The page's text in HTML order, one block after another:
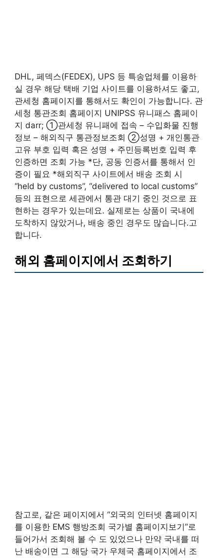
DHL, 페덱스(FEDEX), UPS 등 특송업체를 이용하
실 경우 해당 택배 기업 사이트를 이용하셔도 좋고,
관세청 홈페이지를 통해서도 확인이 가능합니다. 관
세청 통관조회 홈페이지 UNIPSS 유니패스 홈페이
지 darr; ①관세청 유니패에 접속 – 수입화물 진행
정보 – 해외직구 통관정보조회 ②성명 + 개인통관
고유 부호 입력 혹은 성명 + 주민등록번호 입력 후
인증하면 조회 가능 *단, 공동 인증서를 통해서 인
증이 필요 *해외직구 사이트에서 배송 조회 시
“held by customs”, “delivered to local customs”
등의 표현으로 세관에서 통관 대기 중인 것으로 표
현하는 경우가 있는데요. 실제로는 상품이 국내에
도착하지 않았거나, 배송 중인 경우도 많습니다.고
합니다.
해외 홈페이지에서 조회하기
참고로, 같은 페이지에서 “외국의 인터넷 홈페이지
를 이용한 EMS 행방조회 국가별 홈페이지보기”로
들어가서 조회해 볼 수 도 있었으나 만약 국내를 떠
난 배송이면 그 해당 국가 우체국 홈페이지에서 조